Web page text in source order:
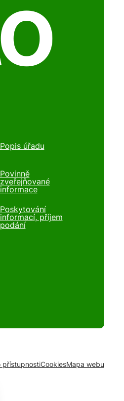
Popis úřadu
Povinně
zveřejňované
informace
Poskytování
informací, příjem
podání
přístupnostiCookiesMapa webu